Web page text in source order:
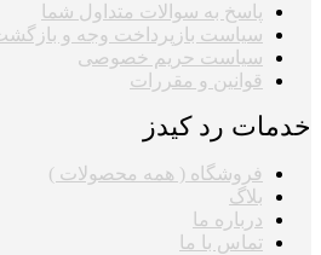
پاسخ به سوالات متداول شما
سیاست بازپرداخت وجه و بازگشت
سیاست حریم خصوصی
قوانین و مقررات
خدمات رد کیدز
فروشگاه ( همه محصولات )
بلاگ
درباره ما
تماس با ما